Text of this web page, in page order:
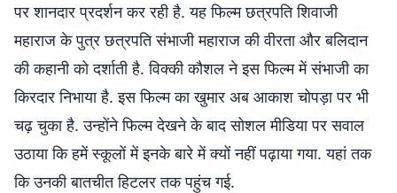
पर शानदार प्रदर्शन कर रही है. यह फिल्म छत्रपति शिवाजी
महाराज के पुत्र छत्रपति संभाजी महाराज की वीरता और बलिदान
की कहानी को दर्शाती है. विक्की कौशल ने इस फिल्म में संभाजी का
किरदार निभाया है. इस फिल्म का खुमार अब आकाश चोपड़ा पर भी
चढ़ चुका है. उन्होंने फिल्म देखने के बाद सोशल मीडिया पर सवाल
उठाया कि हमें स्कूलों में इनके बारे में क्यों नहीं पढ़ाया गया. यहां तक
कि उनकी बातचीत हिटलर तक पहुंच गई.